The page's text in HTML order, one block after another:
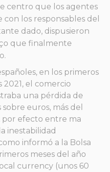
centro que los agentes
los responsables del
dado, dispusieron
que finalmente
en los primeros
2021, el comercio
una pérdida de
euros, más del
efecto entre ma
inestabilidad
informó a la Bolsa
meses del año
currency (unos 60